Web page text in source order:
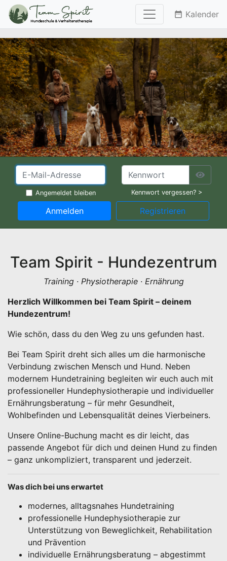
date_range Kalender
Angemeldet bleiben Kennwort vergessen? >
Anmelden Registrieren
Team Spirit - Hundezentrum
Training · Physiotherapie · Ernährung
Herzlich Willkommen bei Team Spirit – deinem
Hundezentrum!
Wie schön, dass du den Weg zu uns gefunden hast.
Bei Team Spirit dreht sich alles um die harmonische
Verbindung zwischen Mensch und Hund. Neben
modernem Hundetraining begleiten wir euch auch mit
professioneller Hundephysiotherapie und individueller
Ernährungsberatung – für mehr Gesundheit,
Wohlbefinden und Lebensqualität deines Vierbeiners.
Unsere Online-Buchung macht es dir leicht, das
passende Angebot für dich und deinen Hund zu finden
– ganz unkompliziert, transparent und jederzeit.
Was dich bei uns erwartet
modernes, alltagsnahes Hundetraining
professionelle Hundephysiotherapie zur
Unterstützung von Beweglichkeit, Rehabilitation
und Prävention
individuelle Ernährungsberatung – abgestimmt